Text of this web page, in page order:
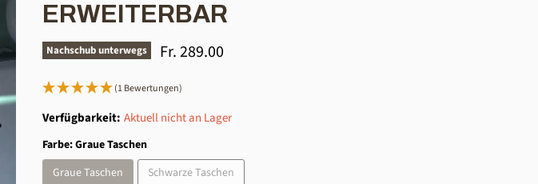
ERWEITERBAR
Nachschub unterwegs Aktueller Preis
Fr. 289.00
(1 Bewertungen)
Verfügbarkeit: Aktuell nicht an Lager
Farbe:Graue Taschen
Graue Taschen
Schwarze Taschen